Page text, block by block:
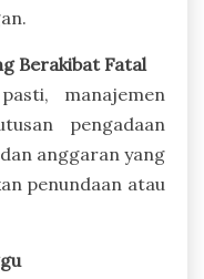
Berakibat Fatal
manajemen
pengadaan
anggaran yang
penundaan atau